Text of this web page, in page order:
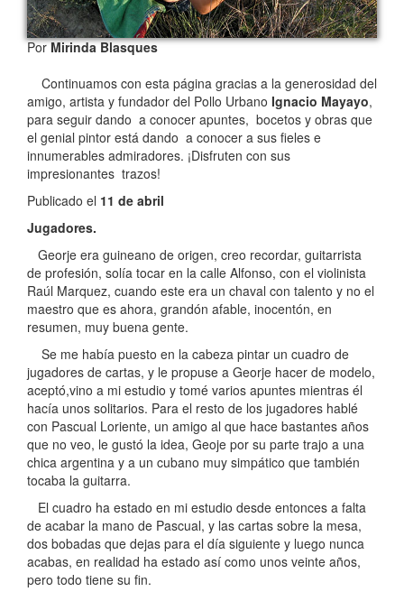
PorMirinda Blasques
Continuamos con esta página gracias a la generosidad del
amigo, artista y fundador del Pollo Urbano Ignacio Mayayo,
para seguir dando a conocer apuntes, bocetos y obras que
el genial pintor está dando a conocer a sus fieles e
innumerables admiradores. ¡Disfruten con sus
impresionantes trazos!
Publicado el 11 de abril
Jugadores.
Georje era guineano de origen, creo recordar, guitarrista
de profesión, solía tocar en la calle Alfonso, con el violinista
Raúl Marquez, cuando este era un chaval con talento y no el
maestro que es ahora, grandón afable, inocentón, en
resumen, muy buena gente.
Se me había puesto en la cabeza pintar un cuadro de
jugadores de cartas, y le propuse a Georje hacer de modelo,
aceptó,vino a mi estudio y tomé varios apuntes mientras él
hacía unos solitarios. Para el resto de los jugadores hablé
con Pascual Loriente, un amigo al que hace bastantes años
que no veo, le gustó la idea, Geoje por su parte trajo a una
chica argentina y a un cubano muy simpático que también
tocaba la guitarra.
El cuadro ha estado en mi estudio desde entonces a falta
de acabar la mano de Pascual, y las cartas sobre la mesa,
dos bobadas que dejas para el día siguiente y luego nunca
acabas, en realidad ha estado así como unos veinte años,
pero todo tiene su fin.